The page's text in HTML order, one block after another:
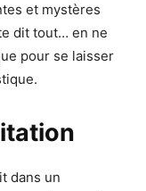
et mystères
dit tout… en ne
pour se laisser
dans un